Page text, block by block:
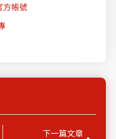
方帳號
下一篇文章Next